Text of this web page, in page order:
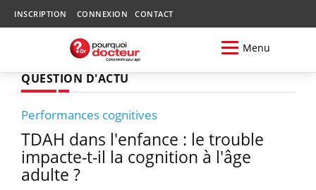
INSCRIPTION CONNEXION CONTACT
Menu
QUESTION D'ACTU
Performances cognitives
TDAH dans l'enfance : le trouble
impacte-t-il la cognition à l'âge
adulte ?